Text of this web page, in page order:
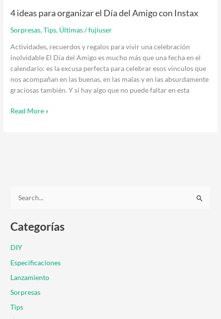
4 ideas para organizar el Día del Amigo con Instax
Sorpresas,Tips, Últimas/fujiuser
Actividades, recuerdos y regalos para vivir una celebración
inolvidable El Día del Amigo es mucho más que una fecha en el
calendario: es la excusa perfecta para celebrar esos vínculos que
nos acompañan en las buenas, en las malas y en las absurdamente
graciosas también. Y si hay algo que no puede faltar en esta
Read More »
s
a
r
p
o
r
Categorías
DIY
Especificaciones
Lanzamiento
Sorpresas
Tips